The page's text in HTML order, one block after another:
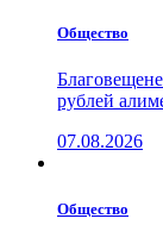
Общество
рублей
07.08.2026
Общество